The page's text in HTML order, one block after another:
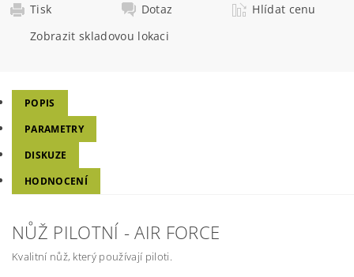
Tisk
Dotaz
Hlídat cenu
Zobrazit skladovou lokaci
POPIS
PARAMETRY
DISKUZE
HODNOCENÍ
NŮŽ PILOTNÍ - AIR FORCE
Kvalitní nůž, který používají piloti.